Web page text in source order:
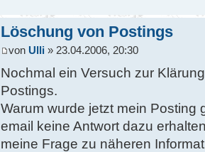
Löschung von Postings
von Ulli » 23.04.2006, 20:30
Nochmal ein Versuch zur
Postings.
Warum wurde jetzt mein
email keine Antwort dazu
meine Frage zu näheren